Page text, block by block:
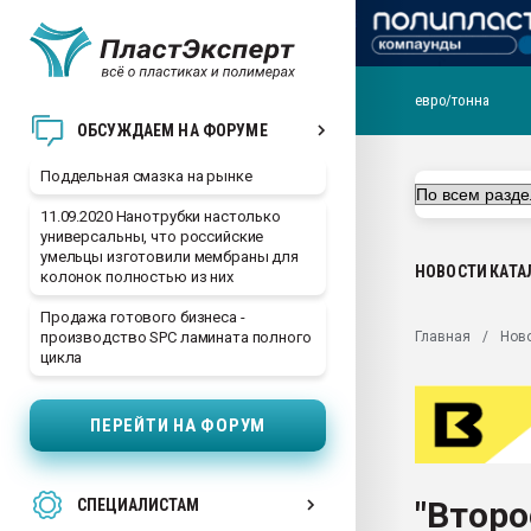
ОБСУЖДАЕМ НА ФОРУМЕ
Поддельная смазка на рынке
11.09.2020 Нанотрубки настолько
универсальны, что российские
умельцы изготовили мембраны для
колонок полностью из них
Продажа готового бизнеса -
производство SPC ламината полного
цикла
ПЕРЕЙТИ НА ФОРУМ
СПЕЦИАЛИСТАМ
ближайшее
Подмосковье, Москва
первый план в
28.07.2026
Всё, что касается
Материал поверхности
Продам отходы
евро/тонна
НОВОСТИ
Главная